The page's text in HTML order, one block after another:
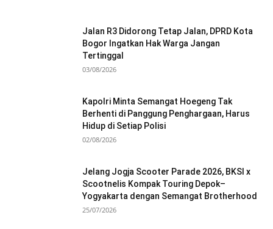
Jalan R3 Didorong Tetap Jalan, DPRD Kota
Bogor Ingatkan Hak Warga Jangan
Tertinggal
03/08/2026
Kapolri Minta Semangat Hoegeng Tak
Berhenti di Panggung Penghargaan, Harus
Hidup di Setiap Polisi
02/08/2026
Jelang Jogja Scooter Parade 2026, BKSI x
Scootnelis Kompak Touring Depok–
Yogyakarta dengan Semangat Brotherhood
25/07/2026